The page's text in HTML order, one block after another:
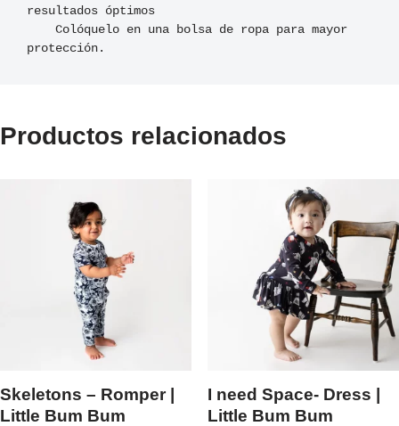
resultados óptimos
protección.
Productos relacionados
Skeletons – Romper |
Little Bum Bum
I need Space- Dress |
Little Bum Bum